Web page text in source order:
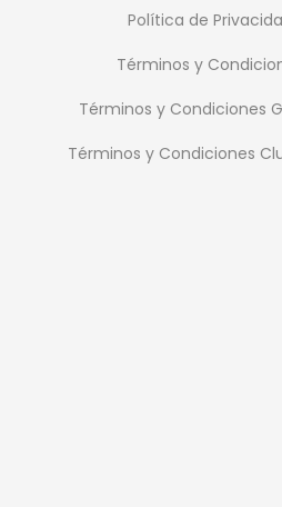
Política de
Términos y
Términos y Condiciones
Términos y Condiciones